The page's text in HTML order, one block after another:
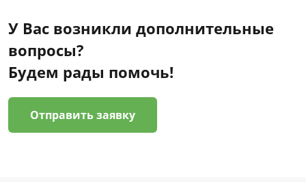
У Вас возникли дополнительные
вопросы?
Будем рады помочь!
Отправить заявку